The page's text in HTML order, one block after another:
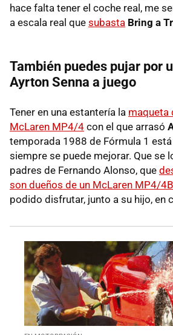
hace falta tener el coche real, me
a escala real que subasta Bring a
También puedes pujar por
Ayrton Senna a juego
Tener en una estantería la maqueta
McLaren MP4/4 con el que arrasó
temporada 1988 de Fórmula 1
siempre se puede mejorar. Que se
padres de Fernando Alonso, que
son dueños de un McLaren MP4/4B
podido disfrutar, junto a su hijo, en